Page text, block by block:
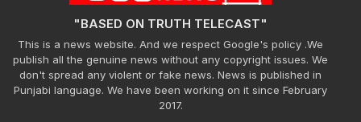
"BASED ON TRUTH TELECAST"
This is a news website. And we respect Google's policy .We
publish all the genuine news without any copyright issues. We
don't spread any violent or fake news. News is published in
Punjabi language. We have been working on it since February
2017.